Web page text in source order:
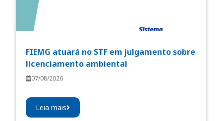
FIEMG atuará no STF em julgamento sobre
licenciamento ambiental
07/08/2026
Leia mais